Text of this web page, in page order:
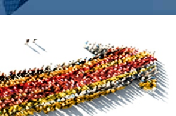
unserer Website. Einige von ihnen sind essenziell,
Ihre Erfahrung zu verbessern.
alt sind und Ihre Zustimmung zu freiwilligen
um Erlaubnis bitten.